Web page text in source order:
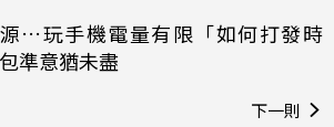
…玩手機電量有限「如何打發時
準意猶未盡
下一則